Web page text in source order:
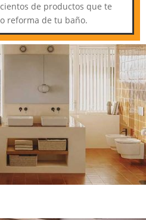
de productos que te
reforma de tu baño.